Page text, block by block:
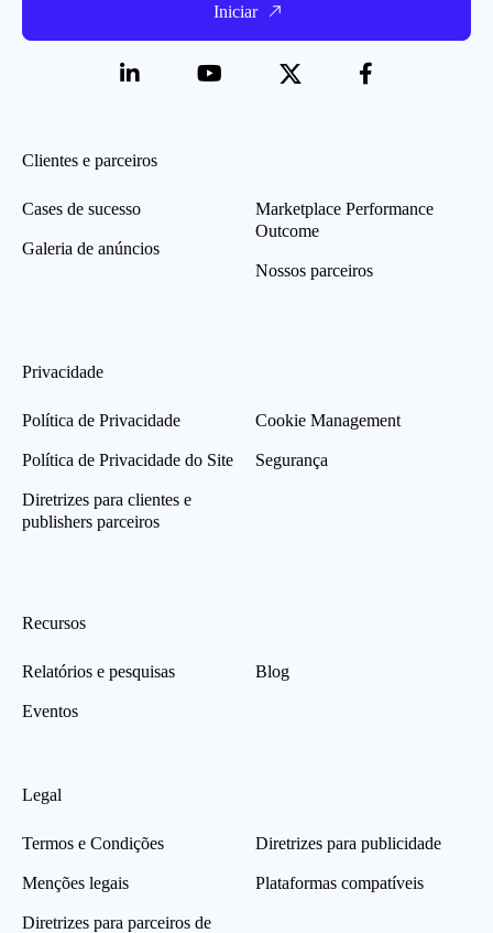
Iniciar
Clientes e parceiros
Cases de sucesso
Galeria de anúncios
Marketplace Performance
Outcome
Nossos parceiros
Privacidade
Política de Privacidade
Política de Privacidade do Site
Diretrizes para clientes e
publishers parceiros
Cookie Management
Segurança
Recursos
Relatórios e pesquisas
Eventos
Blog
Legal
Termos e Condições
Menções legais
Diretrizes para parceiros de
Diretrizes para publicidade
Plataformas compatíveis